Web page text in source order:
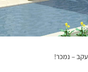
– נמכר!